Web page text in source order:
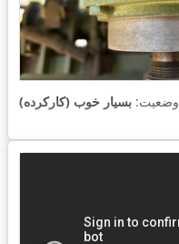
وضعیت: بسیار خوب (کارکرده)